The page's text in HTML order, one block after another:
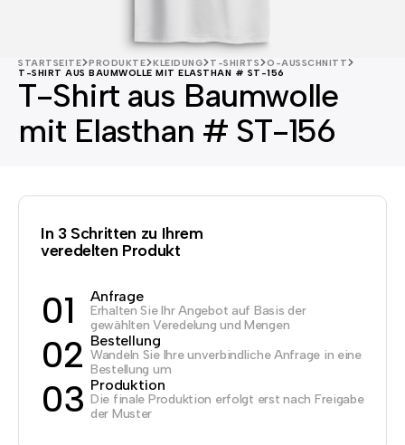
STARTSEITE PRODUKTE KLEIDUNG T-SHIRTS
O-AUSSCHNITT
T-SHIRT AUS BAUMWOLLE MIT ELASTHAN # ST-156
T-Shirt aus Baumwolle
mit Elasthan # ST-156
In 3 Schritten zu Ihrem
veredelten Produkt
01 Anfrage
Erhalten Sie Ihr Angebot auf Basis der
gewählten Veredelung und Mengen
02 Bestellung
Wandeln Sie Ihre unverbindliche Anfrage in eine
Bestellung um
03 Produktion
Die finale Produktion erfolgt erst nach Freigabe
der Muster